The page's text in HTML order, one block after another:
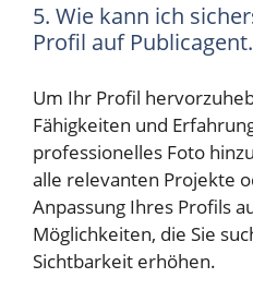
5. Wie kann ich
Profil auf
Um Ihr Profil
Fähigkeiten und
professionelles Foto
alle relevanten Projekte
Anpassung Ihres Profils
Möglichkeiten, die Sie
Sichtbarkeit erhöhen.